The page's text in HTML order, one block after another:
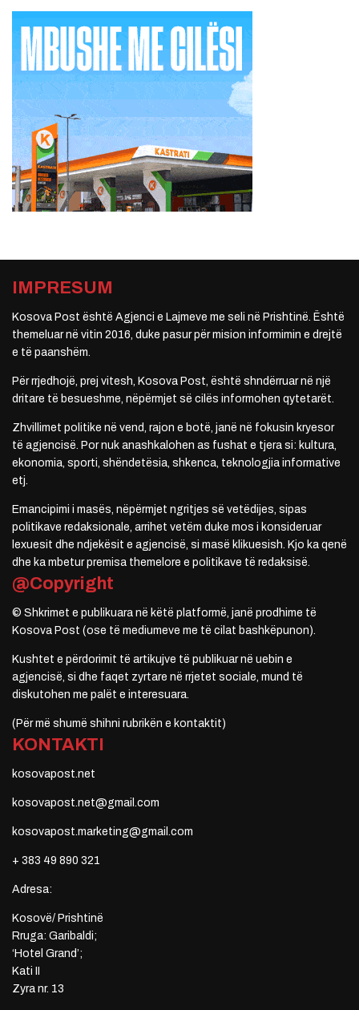
IMPRESUM
Kosova Post është Agjenci e Lajmeve me seli në Prishtinë. Është
themeluar në vitin 2016, duke pasur për mision informimin e drejtë
e të paanshëm.
Për rrjedhojë, prej vitesh, Kosova Post, është shndërruar në një
dritare të besueshme, nëpërmjet së cilës informohen qytetarët.
Zhvillimet politike në vend, rajon e botë, janë në fokusin kryesor
të agjencisë. Por nuk anashkalohen as fushat e tjera si: kultura,
ekonomia, sporti, shëndetësia, shkenca, teknologjia informative
etj.
Emancipimi i masës, nëpërmjet ngritjes së vetëdijes, sipas
politikave redaksionale, arrihet vetëm duke mos i konsideruar
lexuesit dhe ndjekësit e agjencisë, si masë klikuesish. Kjo ka qenë
dhe ka mbetur premisa themelore e politikave të redaksisë.
@Copyright
© Shkrimet e publikuara në këtë platformë, janë prodhime të
Kosova Post (ose të mediumeve me të cilat bashkëpunon).
Kushtet e përdorimit të artikujve të publikuar në uebin e
agjencisë, si dhe faqet zyrtare në rrjetet sociale, mund të
diskutohen me palët e interesuara.
(Për më shumë shihni rubrikën e kontaktit)
KONTAKTI
kosovapost.net
kosovapost.net@gmail.com
kosovapost.marketing@gmail.com
+ 383 49 890 321
Adresa:
Kosovë/ Prishtinë
Rruga: Garibaldi;
‘Hotel Grand’;
Kati II
Zyra nr. 13